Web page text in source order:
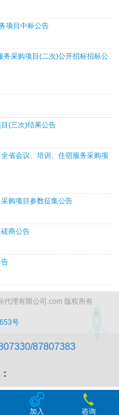
项目中标公告
采购项目(二次)公开招标招标公
(三次)结果公告
省会议、培训、住宿服务采购项
购项目参数征集公告
商公告
理有限公司.com 版权所有
号
87807383
加入 咨询